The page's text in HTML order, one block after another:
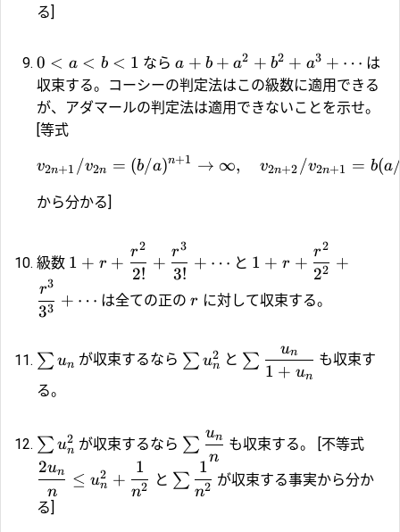
る]
0 < a < b < 1 ならa + b + a2 + b2 + a3 + ⋯ は
収束する。コーシーの判定法はこの級数に適用できる
が、アダマールの判定法は適用できないことを示せ。
[等式
v2n+1 /v2n = (b/a)n+1 → ∞, v2n+2 /v2n+1 = b(a
から分かる]
級数 1 + r +
2!
r2
+
3!
r3
+ ⋯ と 1 + r +
22
r2
+
33
r3
+ ⋯ は全ての正のr に対して収束する。
∑ un が収束するなら ∑ un
2 と ∑
1 + un
un
も収束す
る。
∑ un
2 が収束するなら ∑
n
un も収束する。 [不等式
n
2un ≤ un
2 +
n2
1
と ∑
n2
1
が収束する事実から分か
る]